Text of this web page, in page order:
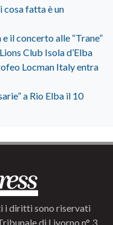
cosa fatta è un
il concerto alle “Trane”
Club Isola d’Elba
Locman Italy entra
a Rio Elba il 10
i diritti sono riservati
di Livorno n° 3